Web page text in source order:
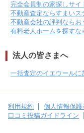
完全会員制の家探しサイ
不動産査定ならすまいス
不動産会社の評判ならお
有料老人ホームを探すな
法人の皆さまへ
一括査定のイエウール
利用規約 個人情報保
口コミ投稿ガイドライン